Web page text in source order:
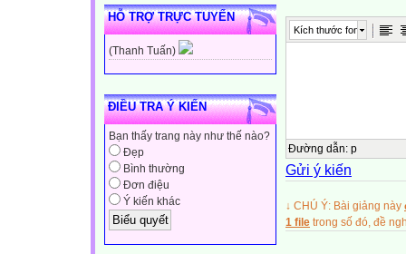
HỖ TRỢ TRỰC TUYẾN
(Thanh Tuấn)
ĐIỀU TRA Ý KIẾN
Bạn thấy trang này như thế nào?
Đẹp
Bình thường
Đơn điệu
Ý kiến khác
BÁO CÁO
học tiếp tục đổi
thực hiện cuộc
đạo đức nhà
động "Học tập
Kích thước font
Đường dẫn: p
Gửi ý kiến
↓ CHÚ Ý: Bài giảng này
1 file trong số đó, đề